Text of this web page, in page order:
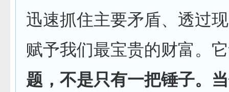
迅速抓住主要矛盾、透过
赋予我们最宝贵的财富。
题，不是只有一把锤子。